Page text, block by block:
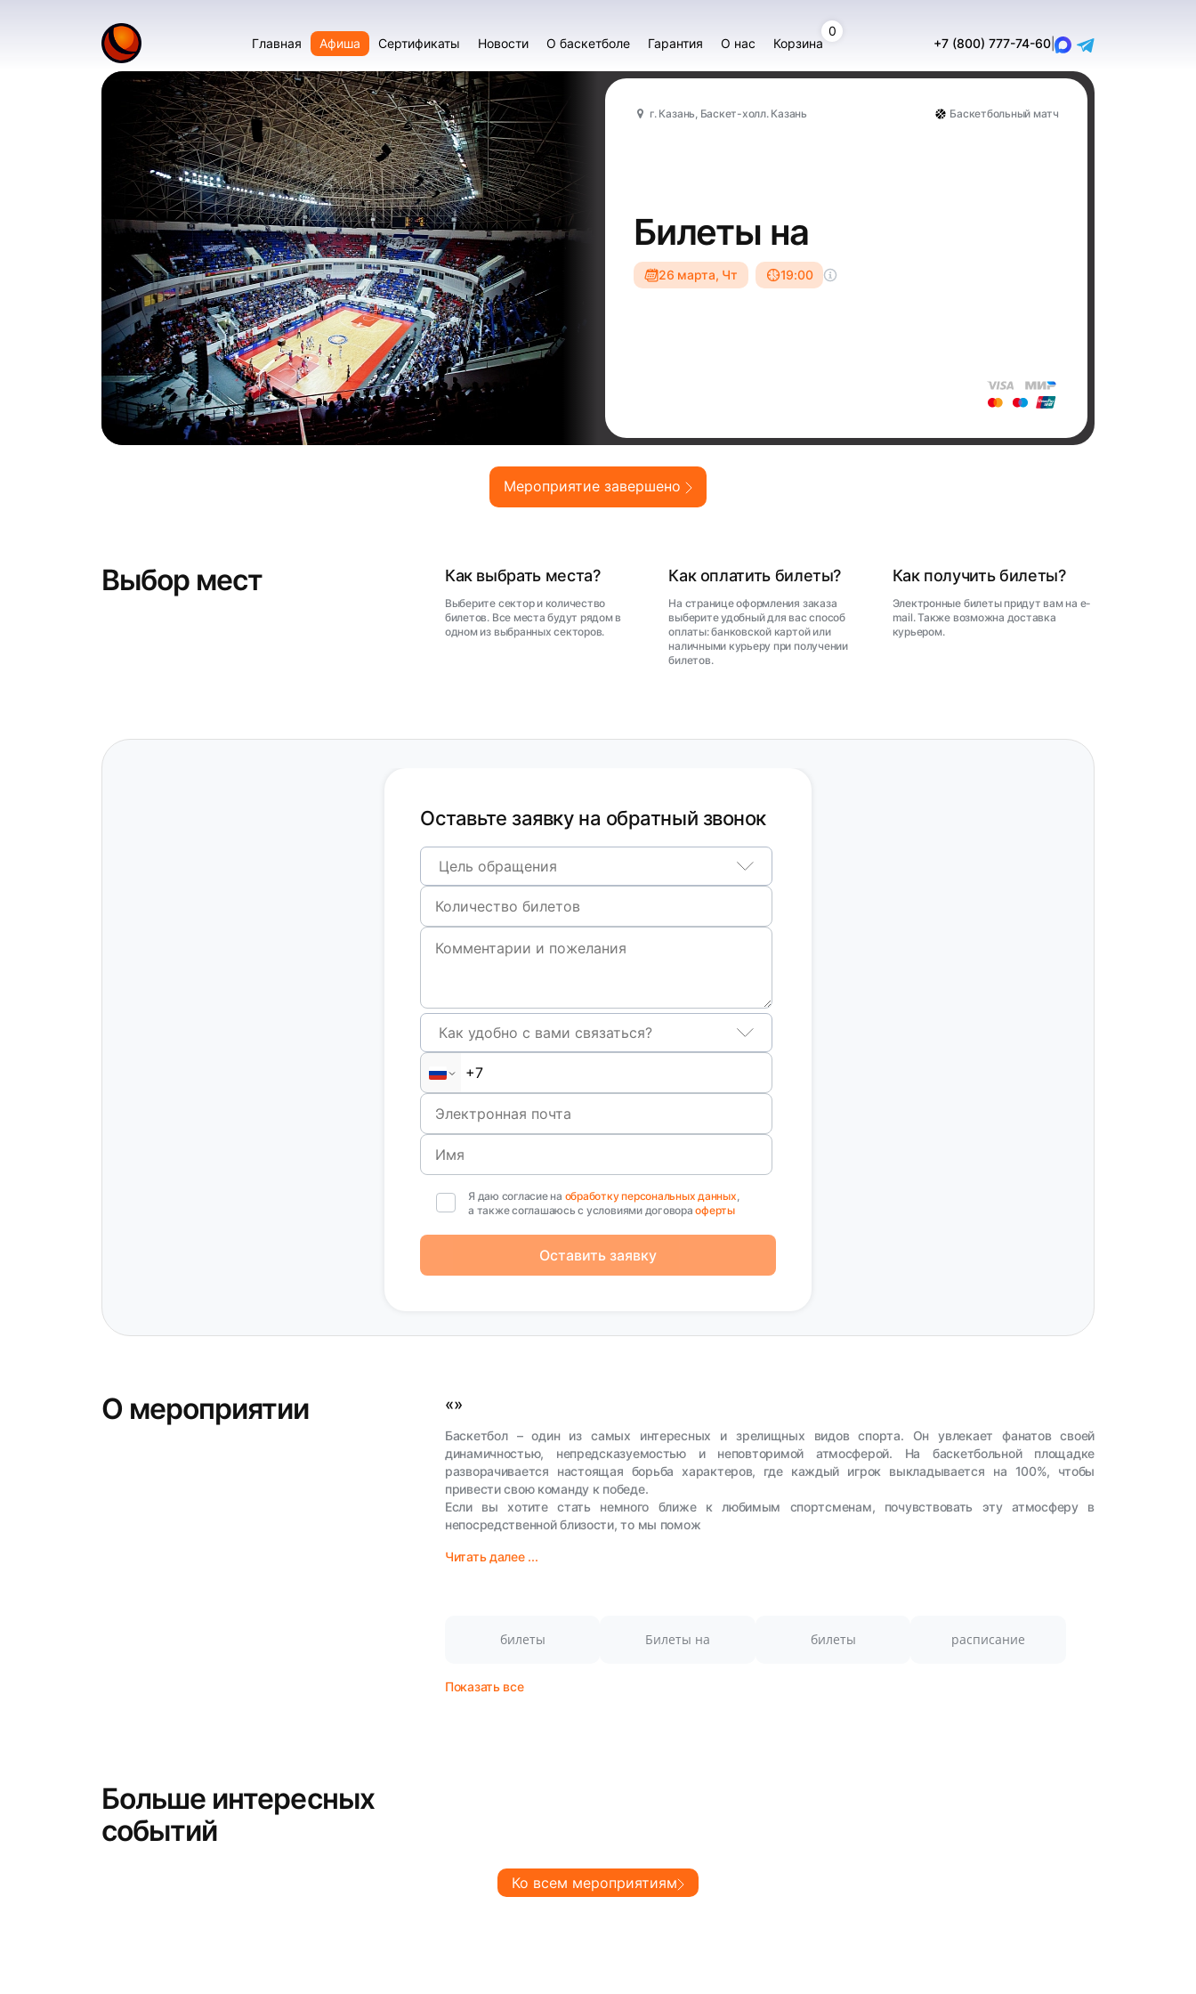
Главная Афиша Сертификаты Новости О баскетболе Гарантия О нас Корзина
0
+7 (800) 777-74-60
г. Казань, Баскет-холл. Казань Баскетбольный матч
Билеты на
26 марта, Чт 19:00
Мероприятие завершено
Выбор мест Как выбрать места?
Выберите сектор и количество
билетов. Все места будут рядом в
одном из выбранных секторов.
Как оплатить билеты?
На странице оформления заказа
выберите удобный для вас способ
оплаты: банковской картой или
наличными курьеру при получении
билетов.
Как получить билеты?
Электронные билеты придут вам на e-
mail. Также возможна доставка
курьером.
Оставьте заявку на обратный звонок
Цель обращения
Как удобно с вами связаться?
Я даю согласие на обработку персональных данных,
а также соглашаюсь с условиями договораоферты
Оставить заявку
О мероприятии «»
Баскетбол – один из самых интересных и зрелищных видов спорта. Он увлекает фанатов своей
динамичностью, непредсказуемостью и неповторимой атмосферой. На баскетбольной площадке
разворачивается настоящая борьба характеров, где каждый игрок выкладывается на 100%, чтобы
привести свою команду к победе.
Если вы хотите стать немного ближе к любимым спортсменам, почувствовать эту атмосферу в
непосредственной близости, то мы помож
Читать далее ...
билеты Билеты на билеты расписание
Показать все
Больше интересных
событий
Ко всем мероприятиям